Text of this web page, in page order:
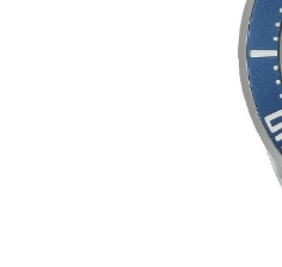
Casio
Certina
Citizen